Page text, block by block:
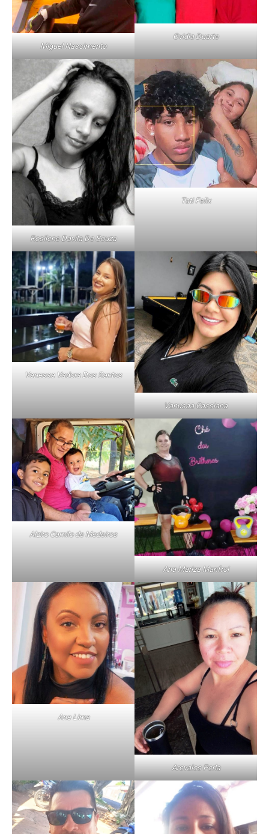
Miguel Nascimento
Ovidia Duarte
Rosilene Davila De Souza
Tati Felix
Vanessa Vadora Dos Santos
Vanusaa Cassiana
Alziro Camilo de Medeiros
Ana Mariza Manfroi
Ane Lima
Arevalos Perla